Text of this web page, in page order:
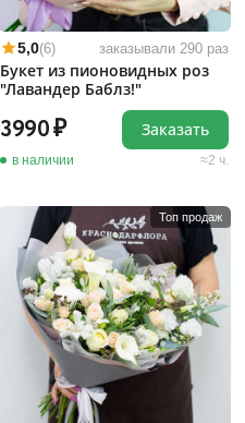
5,0(6) заказывали 290 раз
Букет из пионовидных роз
"Лавандер Баблз!"
3990
в наличии 2 ч.
Заказать
Топ продаж